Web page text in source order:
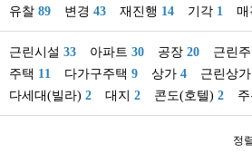
유찰 89 변경 43 재진행 14 기각 1 매
근린시설 33 아파트 30 공장 20 근린
주택 11 다가구주택 9 상가 4 근린상가
다세대(빌라) 2 대지 2 콘도(호텔) 2
정